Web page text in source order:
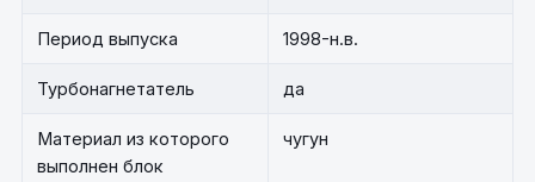
Период выпуска 1998-н.в.
Турбонагнетатель да
Материал из которого
выполнен блок
чугун